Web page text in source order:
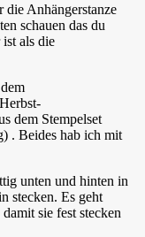
die Anhängerstanze
schauen das du
als die
dem Stempelset
. Beides hab ich mit
unten und hinten in
stecken. Es geht
sie fest stecken